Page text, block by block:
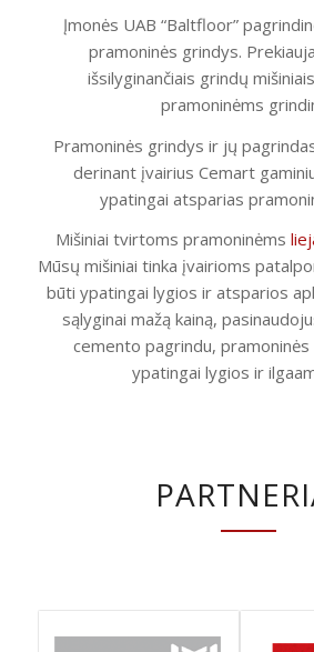
Įmonės UAB “Baltfloor”
pramoninės grindys.
išsilyginančiais grindų
pramoninėms
Pramoninės grindys ir jų
derinant įvairius Cemart
ypatingai atsparias
Mišiniai tvirtoms pramoninėms
Mūsų mišiniai tinka įvairioms
būti ypatingai lygios ir atsparios
sąlyginai mažą kainą,
cemento pagrindu,
ypatingai lygios ir